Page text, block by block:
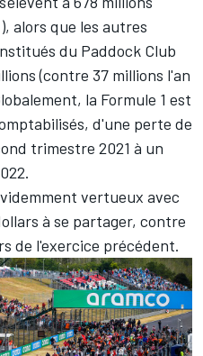
alors que les autres
du Paddock Club
(contre 37 millions l'an
la Formule 1 est
d'une perte de
trimestre 2021 à un
vertueux avec
à se partager, contre
de l'exercice précédent.